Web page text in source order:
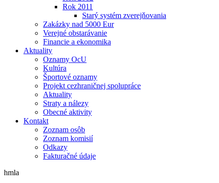
Rok 2011
Starý systém zverejňovania
Zakázky nad 5000 Eur
Verejné obstarávanie
Financie a ekonomika
Aktuality
Oznamy OcU
Kultúra
Športové oznamy
Projekt cezhraničnej spolupráce
Aktuality
Straty a nálezy
Obecné aktivity
Kontakt
Zoznam osôb
Zoznam komisií
Odkazy
Fakturačné údaje
hmla